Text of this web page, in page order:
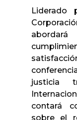
Liderado
justicia
contará
sobre el